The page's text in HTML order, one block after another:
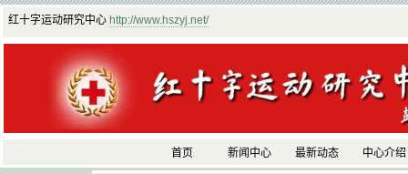
红十字运动研究中心 http://www.hszyj.net/
首页 新闻中心 最新动态 中心介绍